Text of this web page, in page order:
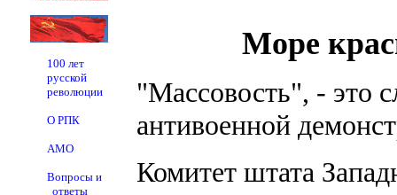
100 лет
русской
революции
О РПК
АМО
Вопросы и
ответы
Море
"Массовость", - это
антивоенной
Комитет штата